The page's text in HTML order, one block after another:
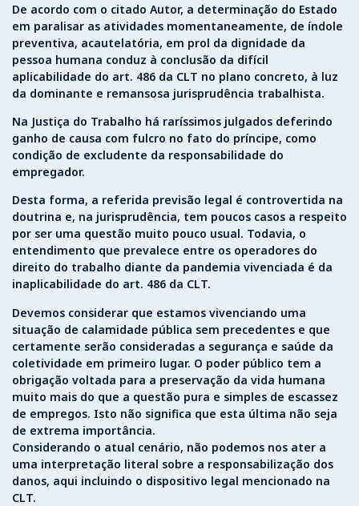
De acordo com o citado Autor, a determinação do Estado
em paralisar as atividades momentaneamente, de índole
preventiva, acautelatória, em prol da dignidade da
pessoa humana conduz à conclusão da difícil
aplicabilidade do art. 486 da CLT no plano concreto, à luz
da dominante e remansosa jurisprudência trabalhista.
Na Justiça do Trabalho há raríssimos julgados deferindo
ganho de causa com fulcro no fato do príncipe, como
condição de excludente da responsabilidade do
empregador.
Desta forma, a referida previsão legal é controvertida na
doutrina e, na jurisprudência, tem poucos casos a respeito
por ser uma questão muito pouco usual. Todavia, o
entendimento que prevalece entre os operadores do
direito do trabalho diante da pandemia vivenciada é da
inaplicabilidade do art. 486 da CLT.
Devemos considerar que estamos vivenciando uma
situação de calamidade pública sem precedentes e que
certamente serão consideradas a segurança e saúde da
coletividade em primeiro lugar. O poder público tem a
obrigação voltada para a preservação da vida humana
muito mais do que a questão pura e simples de escassez
de empregos. Isto não significa que esta última não seja
de extrema importância.
Considerando o atual cenário, não podemos nos ater a
uma interpretação literal sobre a responsabilização dos
danos, aqui incluindo o dispositivo legal mencionado na
CLT.